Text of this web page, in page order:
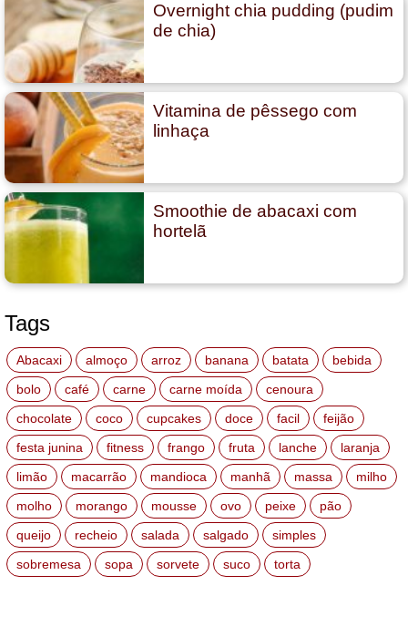
Overnight chia pudding (pudim
de chia)
Vitamina de pêssego com
linhaça
Smoothie de abacaxi com
hortelã
Tags
Abacaxi almoço arroz banana batata
bebida
bolo
café carne carne moída
cenoura
chocolate
coco cupcakes doce facil
feijão
festa junina
fitness frango fruta lanche
laranja
limão
macarrão mandioca manhã massa
milho
molho
morango mousse ovo peixe
pão
queijo
recheio salada salgado
simples
sobremesa
sopa sorvete suco torta